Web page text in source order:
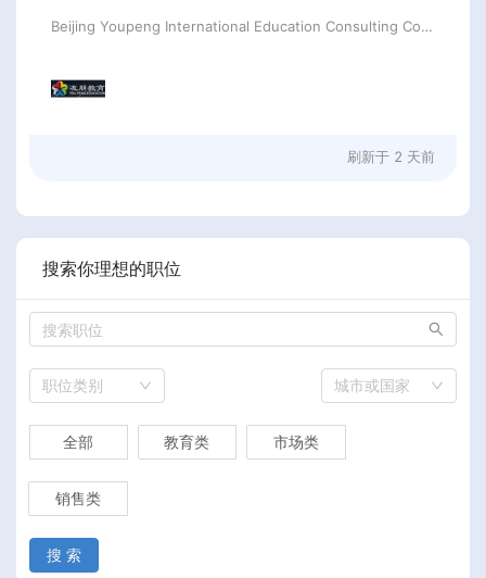
Beijing Youpeng International Education Consulting Co., Ltd
刷新于 2 天前
搜索你理想的职位
职位类别 城市或国家
全部 教育类 市场类
销售类
搜 索